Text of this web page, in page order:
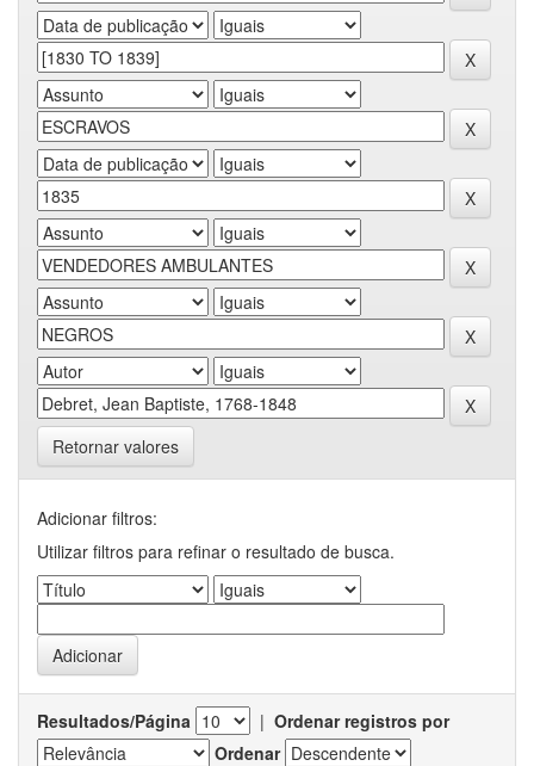
Retornar valores
Adicionar filtros:
Utilizar filtros para refinar o resultado de busca.
Resultados/Página | Ordenar registros por
Ordenar